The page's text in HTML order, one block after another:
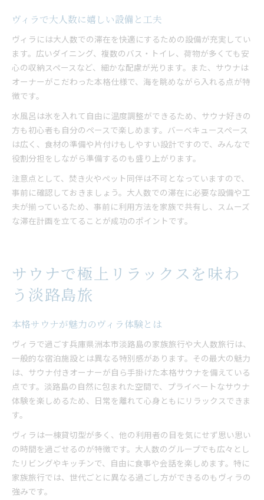
ヴィラで大人数に嬉しい設備と工夫
ヴィラには大人数での滞在を快適にするための設備が充実してい
ます。広いダイニング、複数のバス・トイレ、荷物が多くても安
心の収納スペースなど、細かな配慮が光ります。また、サウナは
オーナーがこだわった本格仕様で、海を眺めながら入れる点が特
徴です。
水風呂は氷を入れて自由に温度調整ができるため、サウナ好きの
方も初心者も自分のペースで楽しめます。バーベキュースペース
は広く、食材の準備や片付けもしやすい設計ですので、みんなで
役割分担をしながら準備するのも盛り上がります。
注意点として、焚き火やペット同伴は不可となっていますので、
事前に確認しておきましょう。大人数での滞在に必要な設備や工
夫が揃っているため、事前に利用方法を家族で共有し、スムーズ
な滞在計画を立てることが成功のポイントです。
サウナで極上リラックスを味わ
う淡路島旅
本格サウナが魅力のヴィラ体験とは
ヴィラで過ごす兵庫県洲本市淡路島の家族旅行や大人数旅行は、
一般的な宿泊施設とは異なる特別感があります。その最大の魅力
は、サウナ付きオーナーが自ら手掛けた本格サウナを備えている
点です。淡路島の自然に包まれた空間で、プライベートなサウナ
体験を楽しめるため、日常を離れて心身ともにリラックスできま
す。
ヴィラは一棟貸切型が多く、他の利用者の目を気にせず思い思い
の時間を過ごせるのが特徴です。大人数のグループでも広々とし
たリビングやキッチンで、自由に食事や会話を楽しめます。特に
家族旅行では、世代ごとに異なる過ごし方ができるのもヴィラの
強みです。